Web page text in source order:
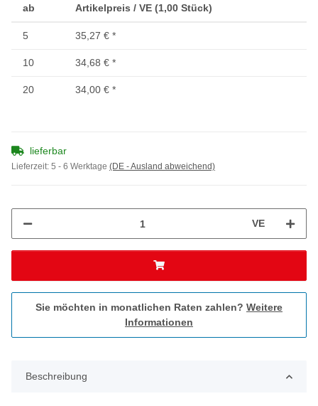
ab Artikelpreis / VE (1,00 Stück)
5 35,27 € *
10 34,68 € *
20 34,00 € *
lieferbar
Lieferzeit: 5 - 6 Werktage (DE - Ausland abweichend)
VE
Sie möchten in monatlichen Raten zahlen? Weitere
Informationen
Beschreibung